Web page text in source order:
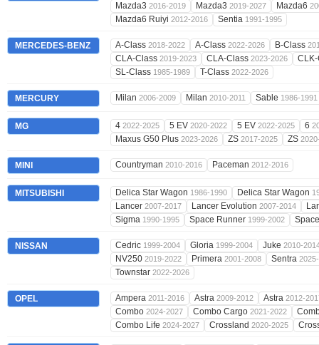
Mazda3 2016-2019 Mazda3 2019-2027 Mazda6
Mazda6 Ruiyi 2012-2016 Sentia 1991-1995
MERCEDES-BENZ A-Class 2018-2022 A-Class 2022-2026 B-Class
CLA-Class 2019-2023 CLA-Class 2023-2026
SL-Class 1985-1989 T-Class 2022-2026
MERCURY Milan 2006-2009 Milan 2010-2011 Sable 1986-1991
MG 4 2022-2025 5 EV 2020-2022 5 EV 2022-2025 6
Maxus G50 Plus 2023-2026 ZS 2017-2025 ZS
MINI Countryman 2010-2016 Paceman 2012-2016
MITSUBISHI Delica Star Wagon 1986-1990 Delica Star Wagon
Lancer 2007-2017 Lancer Evolution 2007-2014
Sigma 1990-1995 Space Runner 1999-2002
NISSAN Cedric 1999-2004 Gloria 1999-2004 Juke 2010-
NV250 2019-2022 Primera 2001-2008 Sentra
Townstar 2022-2026
OPEL Ampera 2011-2016 Astra 2009-2012 Astra 2012-
Combo 2024-2027 Combo Cargo 2021-2022
Combo Life 2024-2027 Crossland 2020-2025